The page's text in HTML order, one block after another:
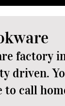
factory
driven.
call